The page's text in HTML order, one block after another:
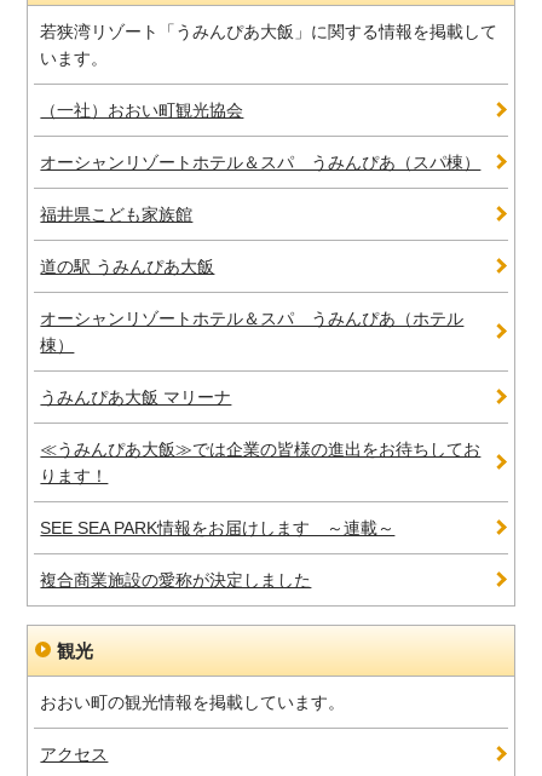
若狭湾リゾート「うみんぴあ大飯」に関する情報を掲載して
います。
（一社）おおい町観光協会
オーシャンリゾートホテル＆スパ うみんぴあ（スパ棟）
福井県こども家族館
道の駅 うみんぴあ大飯
オーシャンリゾートホテル＆スパ うみんぴあ（ホテル
棟）
うみんぴあ大飯 マリーナ
≪うみんぴあ大飯≫では企業の皆様の進出をお待ちしてお
ります！
SEE SEA PARK情報をお届けします ～連載～
複合商業施設の愛称が決定しました
観光
おおい町の観光情報を掲載しています。
アクセス